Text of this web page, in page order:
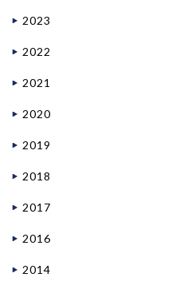
2023
2022
2021
2020
2019
2018
2017
2016
2014